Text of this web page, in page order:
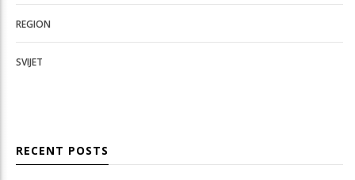
REGION
SVIJET
RECENT POSTS